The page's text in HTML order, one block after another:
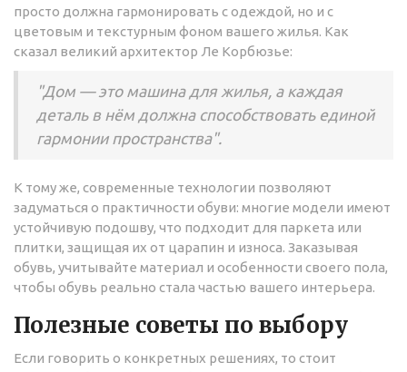
просто должна гармонировать с одеждой, но и с
цветовым и текстурным фоном вашего жилья. Как
сказал великий архитектор Ле Корбюзье:
"Дом — это машина для жилья, а каждая
деталь в нём должна способствовать единой
гармонии пространства".
К тому же, современные технологии позволяют
задуматься о практичности обуви: многие модели имеют
устойчивую подошву, что подходит для паркета или
плитки, защищая их от царапин и износа. Заказывая
обувь, учитывайте материал и особенности своего пола,
чтобы обувь реально стала частью вашего интерьера.
Полезные советы по выбору
Если говорить о конкретных решениях, то стоит